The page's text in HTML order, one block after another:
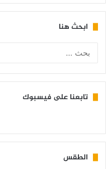
ابحث هنا
تابعنا على فيسبوك
الطقس